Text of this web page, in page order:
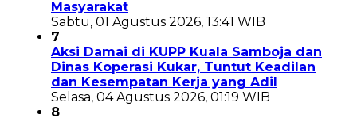
Masyarakat
Sabtu, 01 Agustus 2026, 13:41 WIB
7
Aksi Damai di KUPP Kuala Samboja dan
Dinas Koperasi Kukar, Tuntut Keadilan
dan Kesempatan Kerja yang Adil
Selasa, 04 Agustus 2026, 01:19 WIB
8